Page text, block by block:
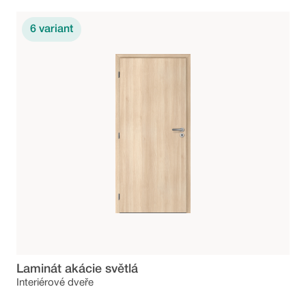
Laminát akácie světlá
Interiérové dveře
6 variant